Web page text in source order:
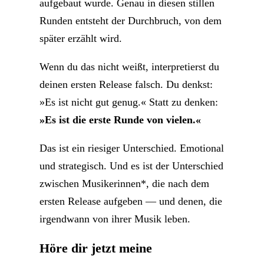
aufgebaut wurde. Genau in diesen stillen
Runden entsteht der Durchbruch, von dem
später erzählt wird.
Wenn du das nicht weißt, interpretierst du
deinen ersten Release falsch. Du denkst:
»Es ist nicht gut genug.« Statt zu denken:
»Es ist die erste Runde von vielen.«
Das ist ein riesiger Unterschied. Emotional
und strategisch. Und es ist der Unterschied
zwischen Musikerinnen*, die nach dem
ersten Release aufgeben — und denen, die
irgendwann von ihrer Musik leben.
Höre dir jetzt meine